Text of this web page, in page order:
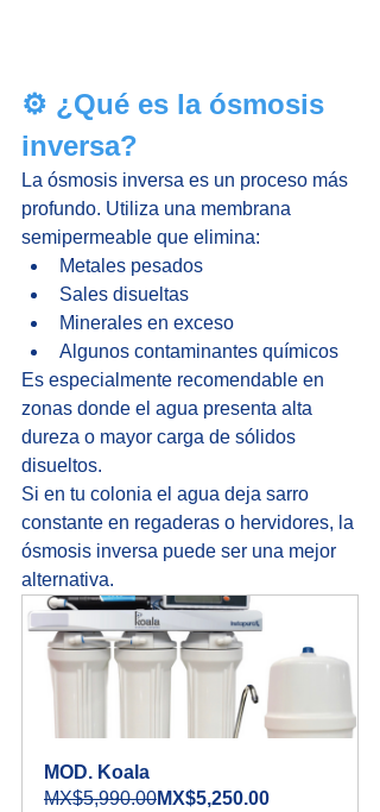
⚙️ ¿Qué es la ósmosis
inversa?
La ósmosis inversa es un proceso más
profundo. Utiliza una membrana
semipermeable que elimina:
Metales pesados
Sales disueltas
Minerales en exceso
Algunos contaminantes químicos
Es especialmente recomendable en
zonas donde el agua presenta alta
dureza o mayor carga de sólidos
disueltos.
Si en tu colonia el agua deja sarro
constante en regaderas o hervidores, la
ósmosis inversa puede ser una mejor
alternativa.
MOD. Koala
MX$5,990.00MX$5,250.00